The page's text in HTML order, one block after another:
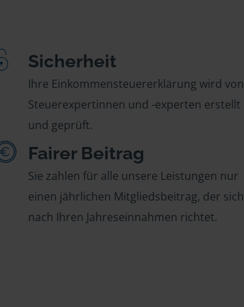
Sicherheit
Ihre Einkommensteuererklärung wird von
Steuerexpertinnen und -experten erstellt
und geprüft.
Fairer Beitrag
Sie zahlen für alle unsere Leistungen nur
einen jährlichen Mitgliedsbeitrag, der sich
nach Ihren Jahreseinnahmen richtet.